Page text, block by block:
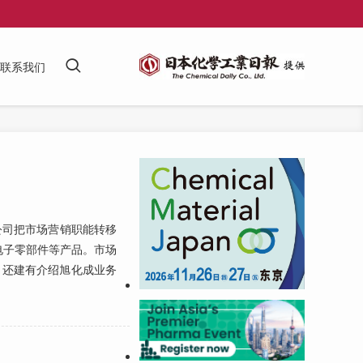
联系我们
把市场营销职能转移
零部件等产品。市场
建有介绍旭化成业务